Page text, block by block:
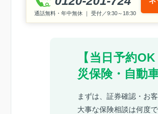
通話無料・年中無休 ｜ 受付／9:30～18:30
【当日予約
災保険・自動
まずは、証券確認・お
大事な保険相談は何度